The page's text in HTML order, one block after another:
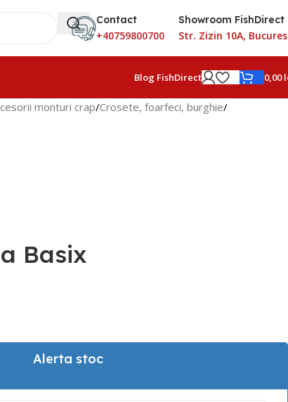
Contact
+40759800700
Showroom FishDirect
Str. Zizin 10A,
Blog FishDirect 0,00
monturi crap Crosete, foarfeci, burghie
Basix
Alerta stoc